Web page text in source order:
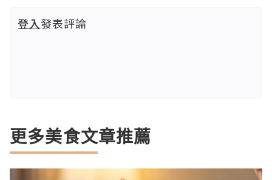
登入發表評論
更多美食文章推薦